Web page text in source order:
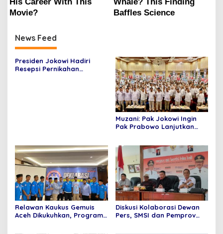
News Feed
Presiden Jokowi Hadiri
Resepsi Pernikahan
Muzani: Pak Jokowi Ingin
Pak Prabowo Lanjutkan
Relawan Kaukus Gemuis
Aceh Dikukuhkan, Program
Diskusi Kolaborasi Dewan
Pers, SMSI dan Pemprov